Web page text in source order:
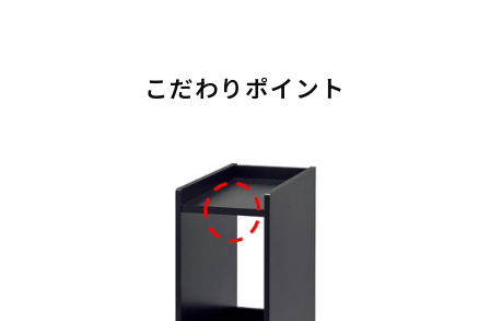
こだわりポイント